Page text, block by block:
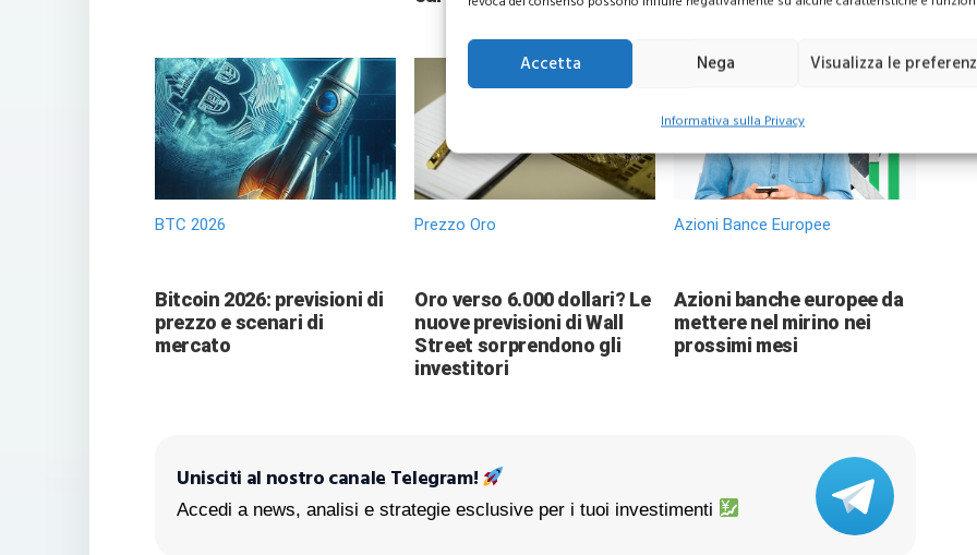
Accetta Nega Visualizza le
Informativa sulla Privacy
BTC 2026
Bitcoin 2026: previsioni di
prezzo e scenari di
mercato
Prezzo Oro
Oro verso 6.000 dollari? Le
nuove previsioni di Wall
Street sorprendono gli
investitori
Azioni Bance Europee
Azioni banche europee da
mettere nel mirino nei
prossimi mesi
Unisciti al nostro canale Telegram!
Accedi a news, analisi e strategie esclusive per i tuoi investimenti